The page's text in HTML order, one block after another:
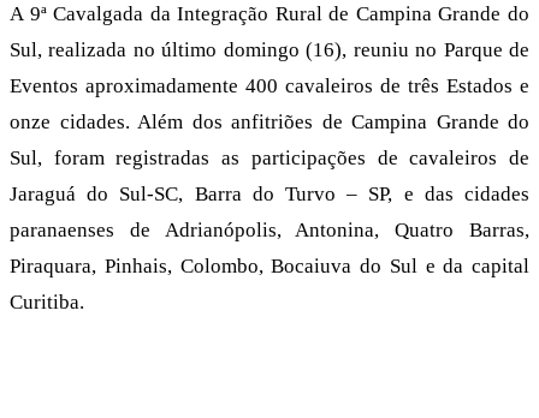
A 9ª Cavalgada da Integração Rural de Campina Grande do
Sul, realizada no último domingo (16), reuniu no Parque de
Eventos aproximadamente 400 cavaleiros de três Estados e
onze cidades. Além dos anfitriões de Campina Grande do
Sul, foram registradas as participações de cavaleiros de
Jaraguá do Sul-SC, Barra do Turvo – SP, e das cidades
paranaenses de Adrianópolis, Antonina, Quatro Barras,
Piraquara, Pinhais, Colombo, Bocaiuva do Sul e da capital
Curitiba.